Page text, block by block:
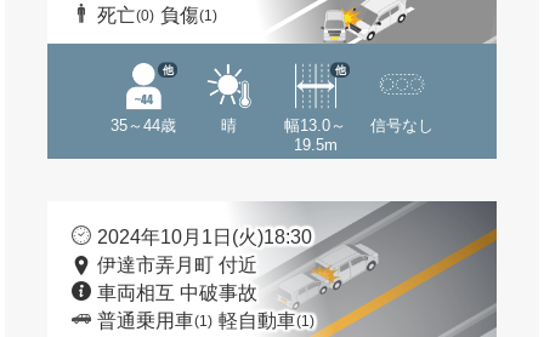
死亡(0) 負傷(1)
35～44歳
他
晴
幅13.0～
19.5m
他
信号なし
2024年10月1日(火)18:30
伊達市弄月町 付近
車両相互 中破事故
普通乗用車(1) 軽自動車(1)